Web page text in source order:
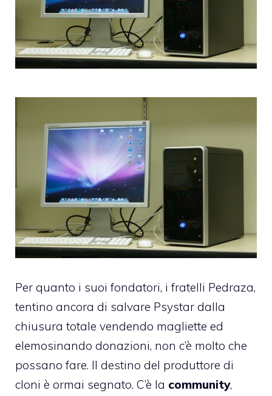
Per quanto i suoi fondatori, i fratelli Pedraza,
tentino ancora di salvare Psystar dalla
chiusura totale vendendo magliette ed
elemosinando donazioni, non c’è molto che
possano fare. Il destino del produttore di
cloni è ormai segnato. C’è la community,